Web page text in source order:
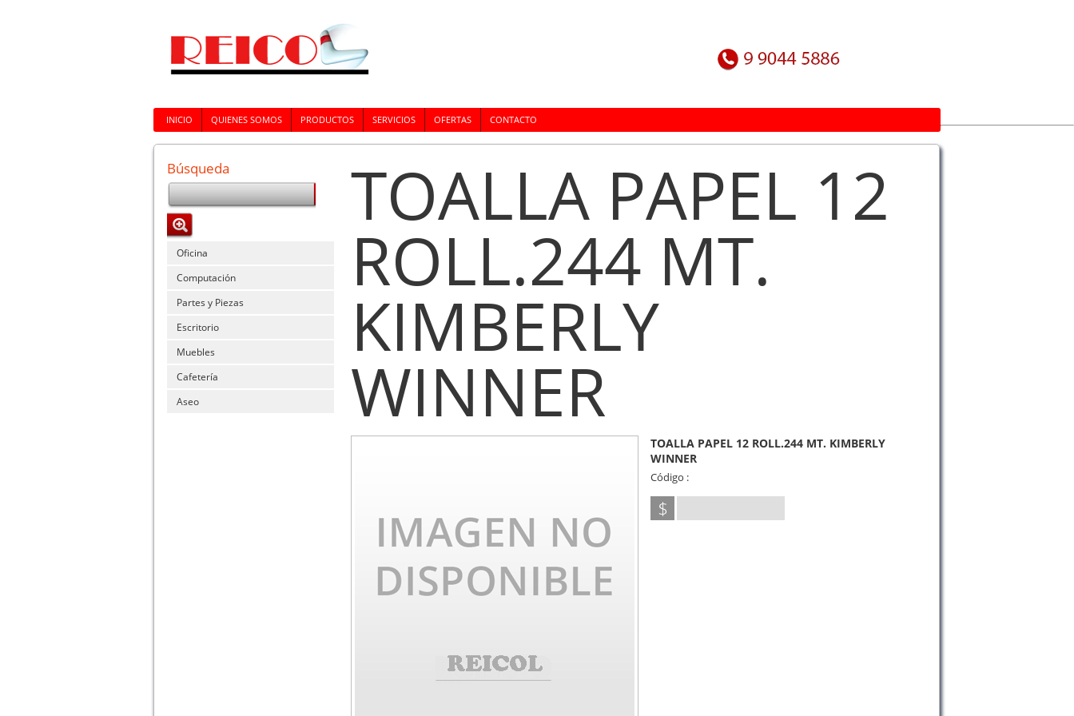
INICIO QUIENES SOMOS PRODUCTOS SERVICIOS OFERTAS CONTACTO
Búsqueda
Oficina
Computación
Partes y Piezas
Escritorio
Muebles
Cafetería
Aseo
TOALLA PAPEL 12
ROLL.244 MT.
KIMBERLY
WINNER
TOALLA PAPEL 12 ROLL.244 MT. KIMBERLY
WINNER
Código :
$